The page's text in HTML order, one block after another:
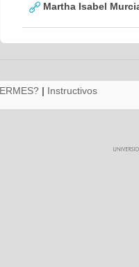
Martha Isabel
| Instructivos